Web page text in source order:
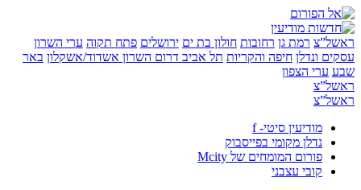
רמת גן רחובות חולון בת ים ירושלים פתח תקוה ערי השרון
ונדלן חיפה והקריות תל אביבדרום השרון אשדוד/אשקלון באר
ערי הצפון
מודיעין סיטי- f
נדלן מקומי בפייסבוק
פורום המומחים של Mcity
קובי עצבני